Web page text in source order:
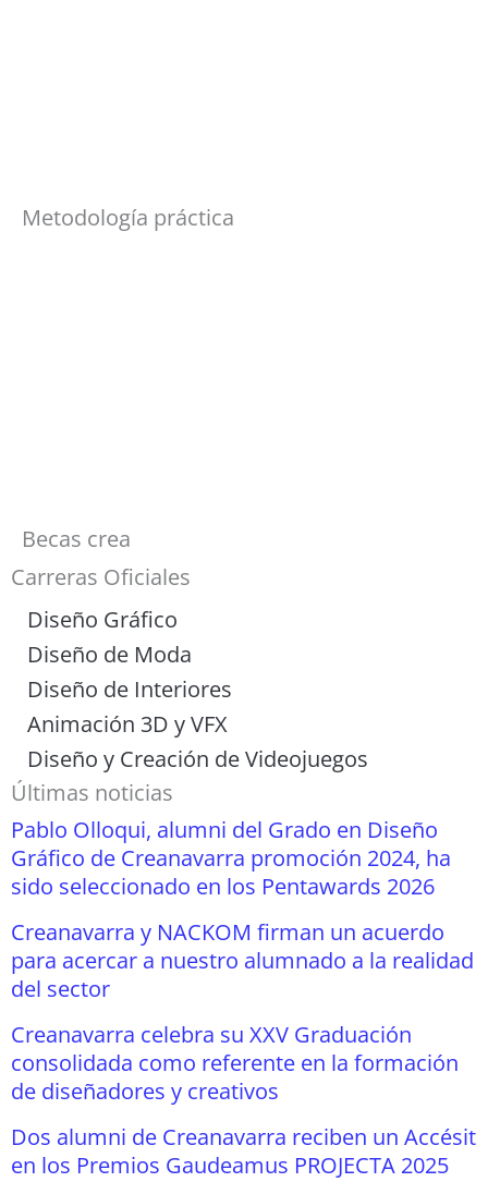
Metodología práctica
Becas crea
Carreras Oficiales
Diseño Gráfico
Diseño de Moda
Diseño de Interiores
Animación 3D y VFX
Diseño y Creación de Videojuegos
Últimas noticias
Pablo Olloqui, alumni del Grado en Diseño
Gráfico de Creanavarra promoción 2024, ha
sido seleccionado en los Pentawards 2026
Creanavarra y NACKOM firman un acuerdo
para acercar a nuestro alumnado a la realidad
del sector
Creanavarra celebra su XXV Graduación
consolidada como referente en la formación
de diseñadores y creativos
Dos alumni de Creanavarra reciben un Accésit
en los Premios Gaudeamus PROJECTA 2025